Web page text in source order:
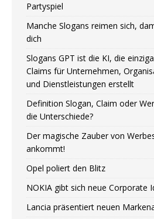
Partyspiel
Manche Slogans reimen sich,
dich
Slogans GPT ist die KI, die
Claims für Unternehmen,
und Dienstleistungen erstellt
Definition Slogan, Claim oder
die Unterschiede?
Der magische Zauber von
ankommt!
Opel poliert den Blitz
NOKIA gibt sich neue Corporate
Lancia präsentiert neuen